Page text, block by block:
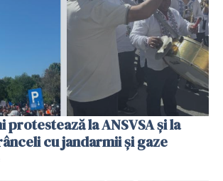
protestează la ANSVSA și la
cu jandarmii și gaze